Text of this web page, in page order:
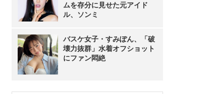
ムを存分に見せた元アイド
ル、ソンミ
バスケ女子・すみぽん、「破
壊力抜群」水着オフショット
にファン悶絶